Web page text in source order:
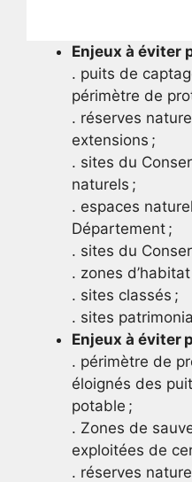
Enjeux à éviter
. puits de
périmètre de
. réserves
extensions ;
. sites du
naturels ;
. espaces
Département ;
. sites du
. zones
. sites classés ;
. sites
Enjeux à éviter
. périmètre de
éloignés des
potable ;
. Zones de
exploitées de
. réserves